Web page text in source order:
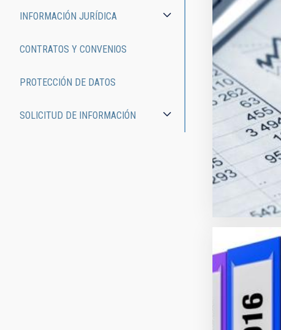
INFORMACIÓN JURÍDICA
CONTRATOS Y CONVENIOS
PROTECCIÓN DE DATOS
SOLICITUD DE INFORMACIÓN